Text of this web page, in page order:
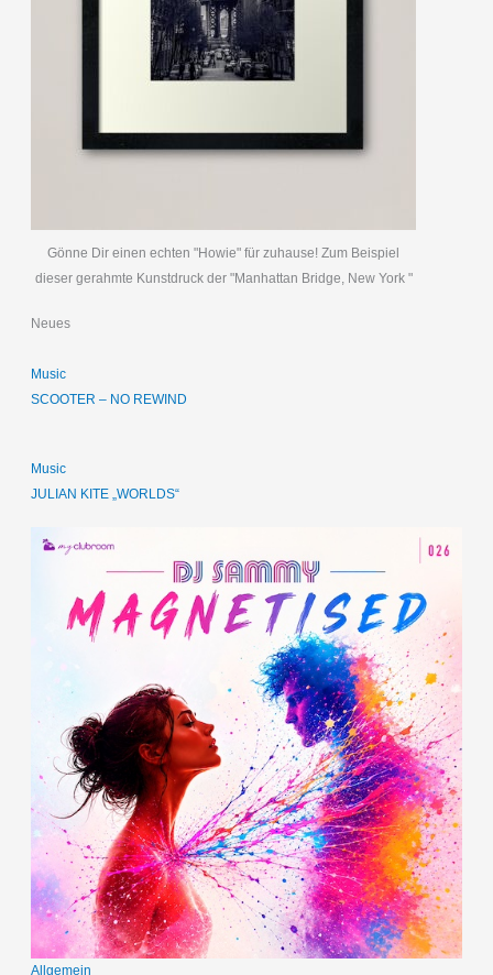
Gönne Dir einen echten "Howie" für zuhause! Zum Beispiel
dieser gerahmte Kunstdruck der "Manhattan Bridge, New York "
Neues
Music
SCOOTER – NO REWIND
Music
JULIAN KITE „WORLDS“
Allgemein